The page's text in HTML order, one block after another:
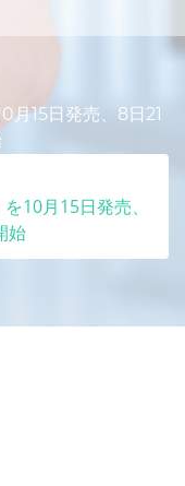
15日発売、8日21
10月15日発売、
始